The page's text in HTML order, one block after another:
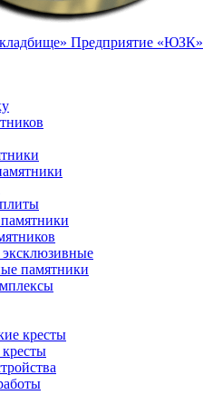
Предприятие «ЮЗК»
памятники
кресты